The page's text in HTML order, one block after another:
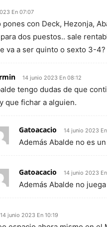
En 07:07
pones con Deck, Hezonja,
dos puestos.. sale
va a ser quinto o sexto 3-4?
14 junio 2023 En 08:12
tengo dudas de que
que fichar a alguien.
Gatoacacio 14 junio 2023
Además Abalde no es
Gatoacacio 14 junio 2023
Además Abalde no
14 junio 2023 En 10:19